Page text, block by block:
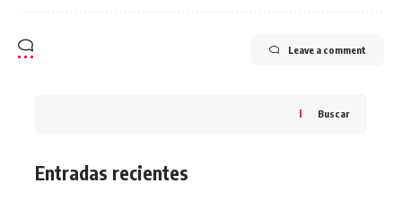
Leave a comment
Buscar
Entradas recientes